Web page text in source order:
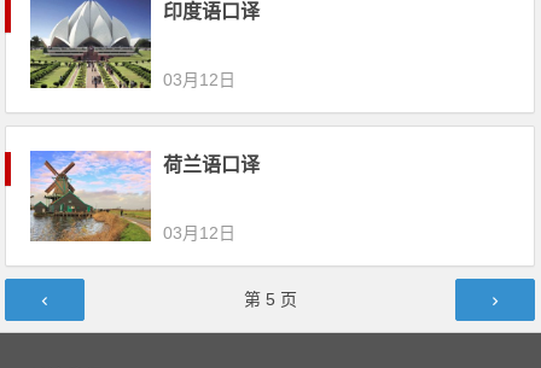
印度语口译
03月12日
荷兰语口译
03月12日
文章导航 第 5 页